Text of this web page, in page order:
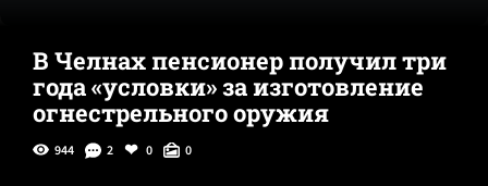
В Челнах пенсионер получил три
года «условки» за изготовление
огнестрельного оружия
944 2 0 0